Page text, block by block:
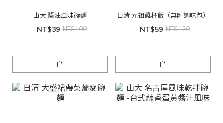
山大 醬油風味碗麵
NT$39 NT$100
日清 元祖雞杯飯（無附調味包）
NT$59 NT$120